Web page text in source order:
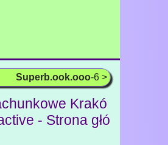
Superb.ook.ooo-6 >
Krakó
- Strona głó